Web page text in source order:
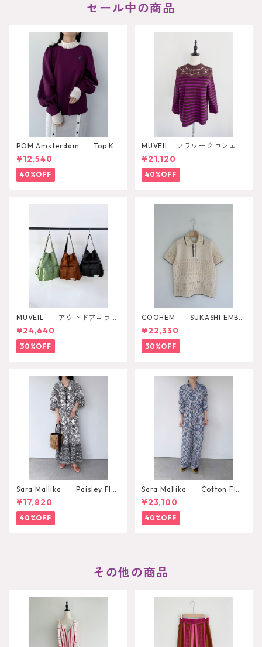
セール中の商品
POM Amsterdam Top Ka
e Pulm
¥12,540
40%OFF
MUVEIL フラワークロシェカ
ットソー
¥21,120
40%OFF
MUVEIL アウトドアコラボ
2WAYリュック
¥24,640
30%OFF
COOHEM SUKASHI EMBO
SSED KNIT PULLOVER
¥22,330
30%OFF
Sara Mallika Paisley Flo
wer Print Dress
¥17,820
40%OFF
Sara Mallika Cotton Flo
wer Signal Print All In One
¥23,100
40%OFF
その他の商品